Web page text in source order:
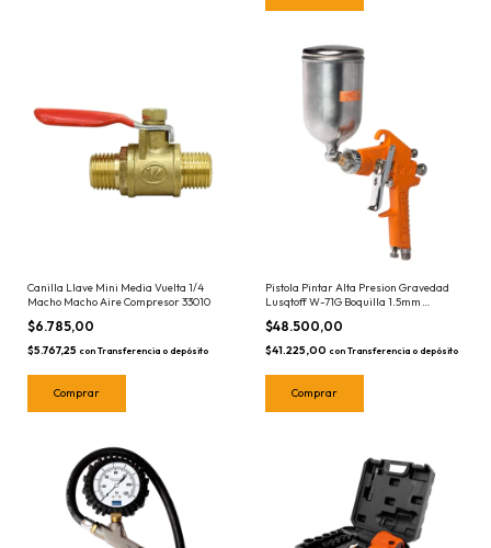
Canilla Llave Mini Media Vuelta 1/4
Macho Macho Aire Compresor 33010
$6.785,00
$5.767,25 con Transferencia o depósito
Pistola Pintar Alta Presion Gravedad
Lusqtoff W-71G Boquilla 1.5mm
Neumatica
$48.500,00
$41.225,00 con Transferencia o depósito